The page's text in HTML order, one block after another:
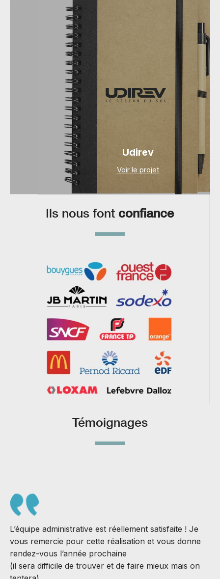
Udirev
Voir le projet
Ils nous font confiance
Témoignages
L’équipe administrative est réellement satisfaite ! Je
vous remercie pour cette réalisation et vous donne
rendez-vous l’année prochaine
(il sera difficile de trouver et de faire mieux mais on